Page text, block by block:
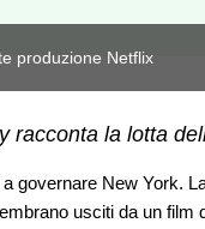
produzione Netflix
racconta la lotta
governare New York.
usciti da un film